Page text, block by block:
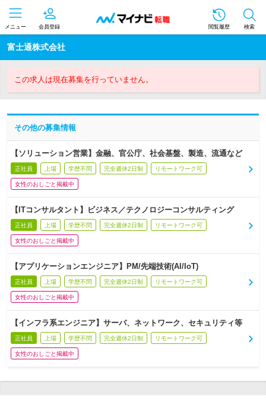
メニュー 会員登録 閲覧履歴 検索
富士通株式会社
この求人は現在募集を行っていません。
その他の募集情報
【ソリューション営業】金融、官公庁、社会基盤、製造、流通など
正社員 上場 学歴不問 完全週休2日制 リモートワーク可
女性のおしごと掲載中
【ITコンサルタント】ビジネス／テクノロジーコンサルティング
正社員 上場 学歴不問 完全週休2日制 リモートワーク可
女性のおしごと掲載中
【アプリケーションエンジニア】PM/先端技術(AI/IoT)
正社員 上場 学歴不問 完全週休2日制 リモートワーク可
女性のおしごと掲載中
【インフラ系エンジニア】サーバ、ネットワーク、セキュリティ等
正社員 上場 学歴不問 完全週休2日制 リモートワーク可
女性のおしごと掲載中